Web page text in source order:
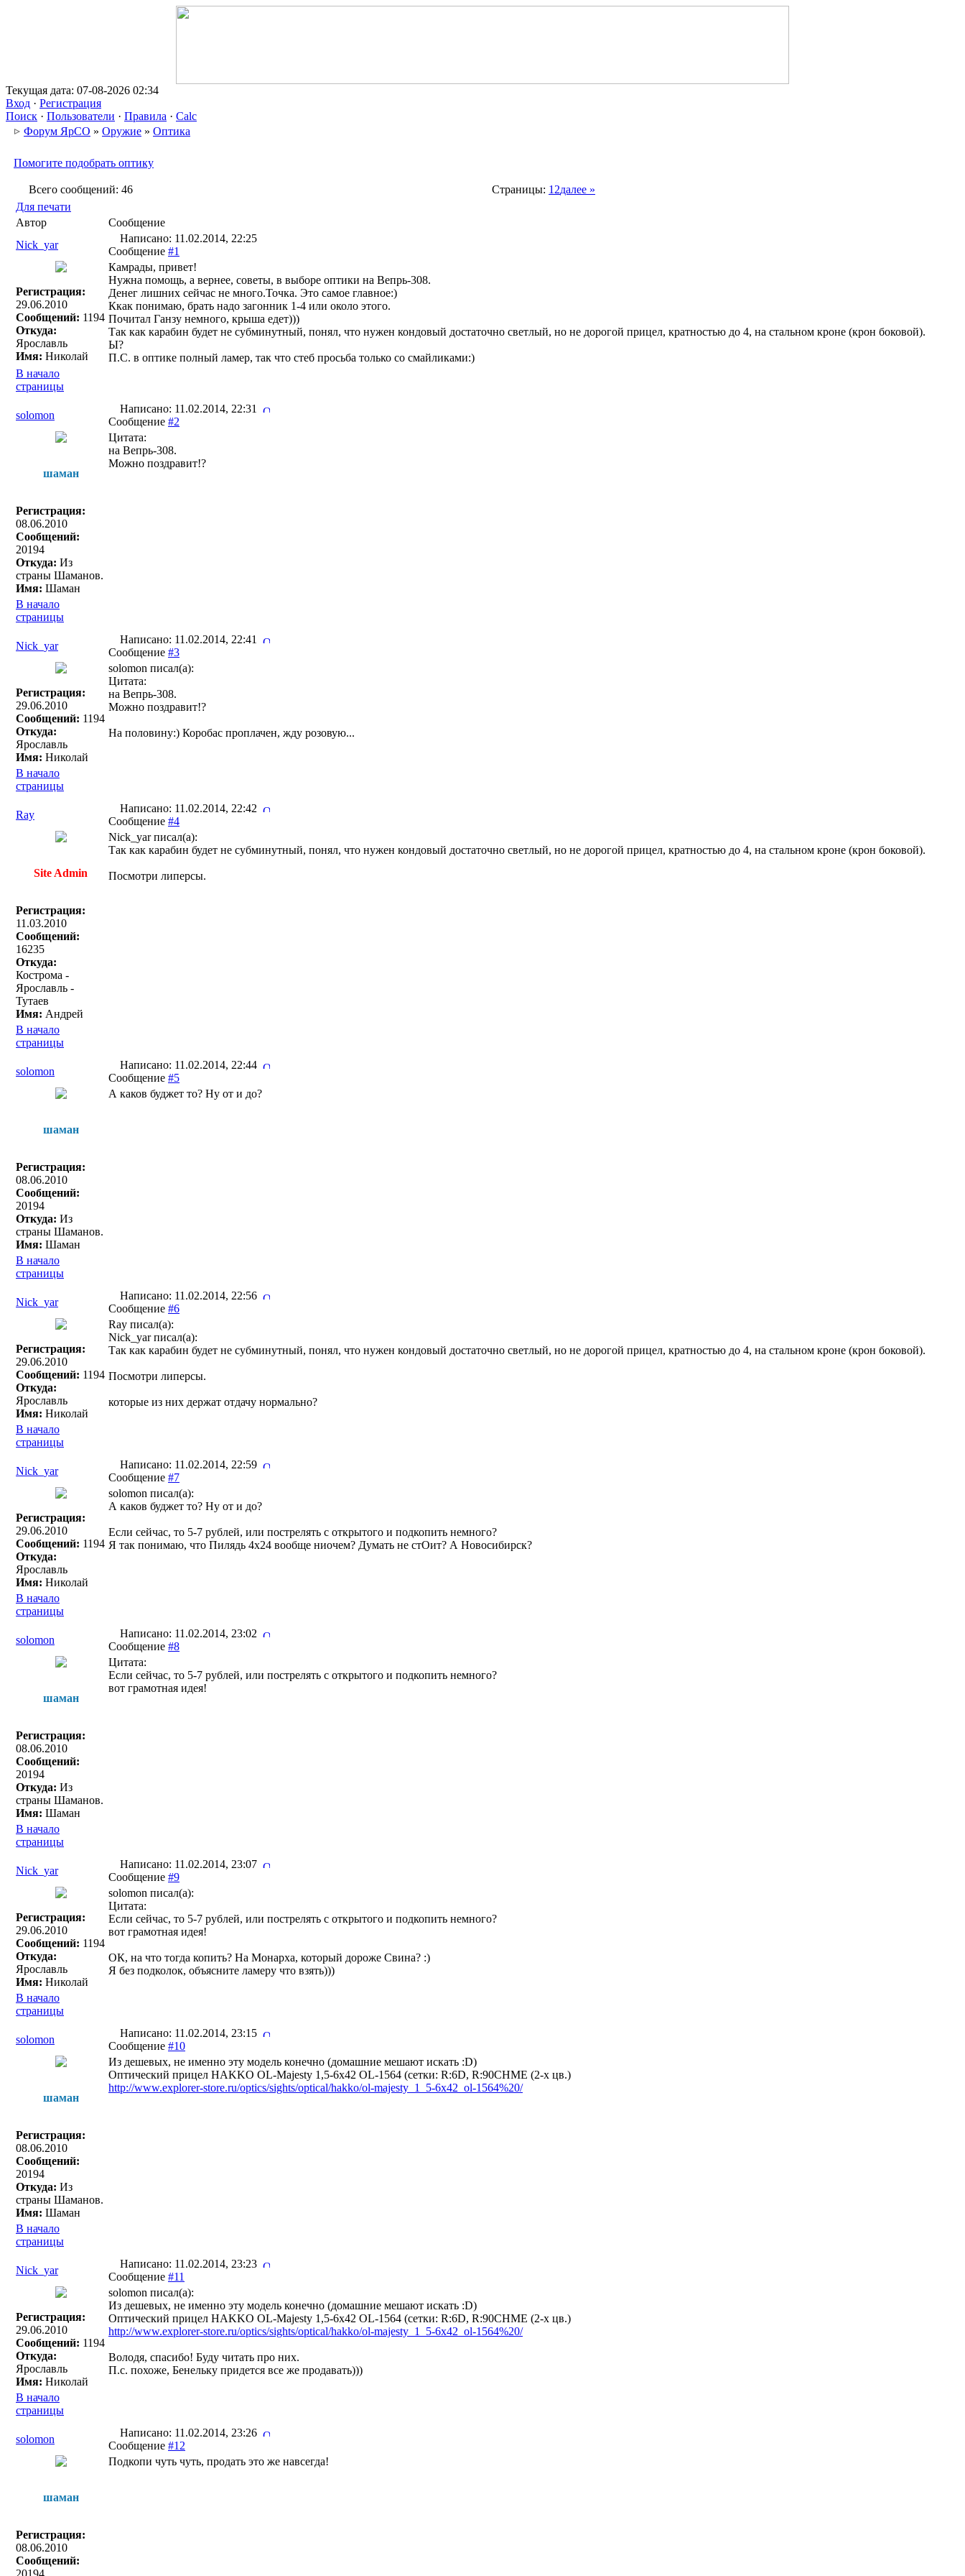
Текущая дата: 07-08-2026 02:34
Вход · Регистрация
Поиск · Пользователи · Правила · Calc
Форум ЯрСО » Оружие » Оптика
Помогите подобрать оптику
Всего сообщений: 46 Страницы: 1 2далее »
Для печати
Автор
Сообщение
Nick_yar
Написано: 11.02.2014, 22:25
Сообщение #1
Регистрация:
29.06.2010
Сообщений: 1194
Откуда:
Ярославль
Имя: Николай
Камрады, привет!
Нужна помощь, а вернее, советы, в выборе оптики на Вепрь-308.
Денег лишних сейчас не много.Точка. Это самое главное:)
Ккак понимаю, брать надо загонник 1-4 или около этого.
Почитал Ганзу немного, крыша едет)))
Так как карабин будет не субминутный, понял, что нужен кондовый достаточно светлый, но не дорогой прицел, кратностью до 4, на стальном кроне (крон боковой).
Ы?
П.С. в оптике полный ламер, так что стеб просьба только со смайликами:)
В начало
страницы
solomon
Написано: 11.02.2014, 22:31
Сообщение #2
шаман
Регистрация:
08.06.2010
Сообщений:
20194
Откуда: Из
страны Шаманов.
Имя: Шаман
Цитата:
на Вепрь-308.
Можно поздравит!?
В начало
страницы
Nick_yar
Написано: 11.02.2014, 22:41
Сообщение #3
Регистрация:
29.06.2010
Сообщений: 1194
Откуда:
Ярославль
Имя: Николай
solomon писал(a):
Цитата:
на Вепрь-308.
Можно поздравит!?
На половину:) Коробас проплачен, жду розовую...
В начало
страницы
Ray
Написано: 11.02.2014, 22:42
Сообщение #4
Site Admin
Регистрация:
11.03.2010
Сообщений:
16235
Откуда:
Кострома -
Ярославль -
Тутаев
Имя: Андрей
Nick_yar писал(a):
Так как карабин будет не субминутный, понял, что нужен кондовый достаточно светлый, но не дорогой прицел, кратностью до 4, на стальном кроне (крон боковой).
Посмотри липерсы.
В начало
страницы
solomon
Написано: 11.02.2014, 22:44
Сообщение #5
шаман
Регистрация:
08.06.2010
Сообщений:
20194
Откуда: Из
страны Шаманов.
Имя: Шаман
А каков буджет то? Ну от и до?
В начало
страницы
Nick_yar
Написано: 11.02.2014, 22:56
Сообщение #6
Регистрация:
29.06.2010
Сообщений: 1194
Откуда:
Ярославль
Имя: Николай
Ray писал(a):
Nick_yar писал(a):
Так как карабин будет не субминутный, понял, что нужен кондовый достаточно светлый, но не дорогой прицел, кратностью до 4, на стальном кроне (крон боковой).
Посмотри липерсы.
которые из них держат отдачу нормально?
В начало
страницы
Nick_yar
Написано: 11.02.2014, 22:59
Сообщение #7
Регистрация:
29.06.2010
Сообщений: 1194
Откуда:
Ярославль
Имя: Николай
solomon писал(a):
А каков буджет то? Ну от и до?
Если сейчас, то 5-7 рублей, или пострелять с открытого и подкопить немного?
Я так понимаю, что Пилядь 4х24 вообще ниочем? Думать не стОит? А Новосибирск?
В начало
страницы
solomon
Написано: 11.02.2014, 23:02
Сообщение #8
шаман
Регистрация:
08.06.2010
Сообщений:
20194
Откуда: Из
страны Шаманов.
Имя: Шаман
Цитата:
Если сейчас, то 5-7 рублей, или пострелять с открытого и подкопить немного?
вот грамотная идея!
В начало
страницы
Nick_yar
Написано: 11.02.2014, 23:07
Сообщение #9
Регистрация:
29.06.2010
Сообщений: 1194
Откуда:
Ярославль
Имя: Николай
solomon писал(a):
Цитата:
Если сейчас, то 5-7 рублей, или пострелять с открытого и подкопить немного?
вот грамотная идея!
ОК, на что тогда копить? На Монарха, который дороже Свина? :)
Я без подколок, объясните ламеру что взять)))
В начало
страницы
solomon
Написано: 11.02.2014, 23:15
Сообщение #10
шаман
Регистрация:
08.06.2010
Сообщений:
20194
Откуда: Из
страны Шаманов.
Имя: Шаман
Из дешевых, не именно эту модель конечно (домашние мешают искать :D)
Оптический прицел HAKKO OL-Majesty 1,5-6x42 OL-1564 (сетки: R:6D, R:90CHME (2-x цв.)
http://www.explorer-store.ru/optics/sights/optical/hakko/ol-majesty_1_5-6x42_ol-1564%20/
В начало
страницы
Nick_yar
Написано: 11.02.2014, 23:23
Сообщение #11
Регистрация:
29.06.2010
Сообщений: 1194
Откуда:
Ярославль
Имя: Николай
solomon писал(a):
Из дешевых, не именно эту модель конечно (домашние мешают искать :D)
Оптический прицел HAKKO OL-Majesty 1,5-6x42 OL-1564 (сетки: R:6D, R:90CHME (2-x цв.)
http://www.explorer-store.ru/optics/sights/optical/hakko/ol-majesty_1_5-6x42_ol-1564%20/
Володя, спасибо! Буду читать про них.
П.с. похоже, Бенельку придется все же продавать)))
В начало
страницы
solomon
Написано: 11.02.2014, 23:26
Сообщение #12
шаман
Регистрация:
08.06.2010
Сообщений:
20194
Подкопи чуть чуть, продать это же навсегда!